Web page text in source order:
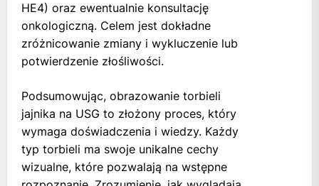
HE4) oraz ewentualnie konsultację
onkologiczną. Celem jest dokładne
zróżnicowanie zmiany i wykluczenie lub
potwierdzenie złośliwości.
Podsumowując, obrazowanie torbieli
jajnika na USG to złożony proces, który
wymaga doświadczenia i wiedzy. Każdy
typ torbieli ma swoje unikalne cechy
wizualne, które pozwalają na wstępne